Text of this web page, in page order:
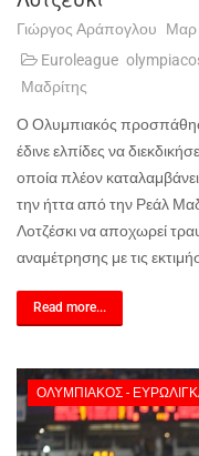
Γιώργος Αράπογλου Μαρ
Euroleague
Μαδρίτης
Ο Ολυμπιακός
έδινε ελπίδες να
οποία πλέον
την ήττα από την Ρεάλ
Λοτζέσκι να αποχωρεί
αναμέτρησης με τις
Read more...
ΟΛΥΜΠΙΑΚΌΣ -